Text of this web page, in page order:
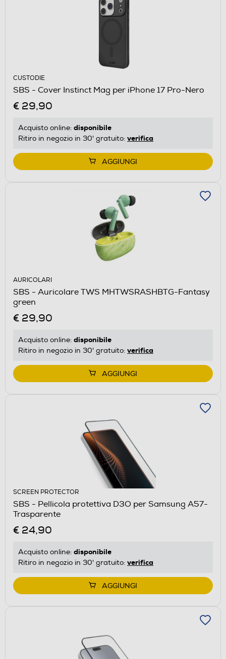
CUSTODIE
SBS - Cover Instinct Mag per iPhone 17 Pro-Nero
€ 29,90
Acquisto online: disponibile
Ritiro in negozio in 30' gratuito: verifica
AGGIUNGI
AURICOLARI
SBS - Auricolare TWS MHTWSRASHBTG-Fantasy
green
€ 29,90
Acquisto online: disponibile
Ritiro in negozio in 30' gratuito: verifica
AGGIUNGI
SCREEN PROTECTOR
SBS - Pellicola protettiva D3O per Samsung A57-
Trasparente
€ 24,90
Acquisto online: disponibile
Ritiro in negozio in 30' gratuito: verifica
AGGIUNGI